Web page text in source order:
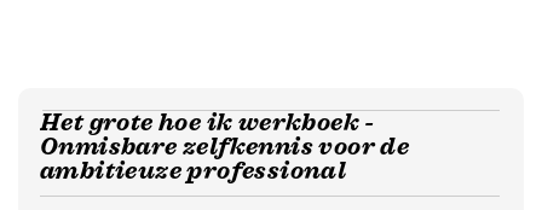
Het grote hoe ik werkboek -
Onmisbare zelfkennis voor de
ambitieuze professional